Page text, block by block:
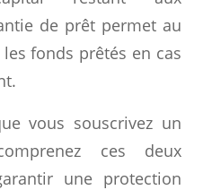
de prêt permet au
fonds prêtés en cas
vous souscrivez un
ces deux
une protection